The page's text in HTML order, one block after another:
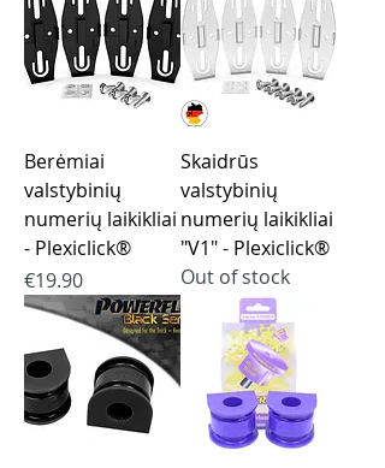
Berėmiai
valstybinių
numerių laikikliai
- Plexiclick®
Price
€19.90
Skaidrūs
valstybinių
numerių laikikliai
"V1" - Plexiclick®
Out of stock